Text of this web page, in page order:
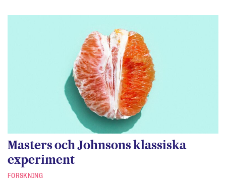
Masters och Johnsons klassiska
experiment
FORSKNING